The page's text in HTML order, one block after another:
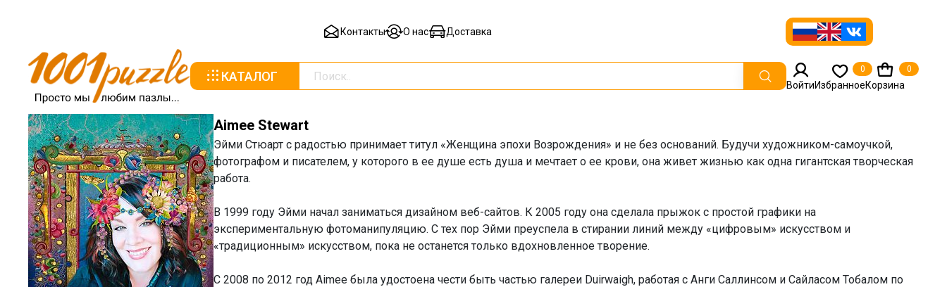
Контакты О нас Доставка
КАТАЛОГ
ВойтиИзбранное
0
Корзина
0
Aimee Stewart
Эйми Стюарт с радостью принимает титул «Женщина эпохи Возрождения» и не без оснований. Будучи художником-самоучкой,
фотографом и писателем, у которого в ее душе есть душа и мечтает о ее крови, она живет жизнью как одна гигантская творческая
работа.
В 1999 году Эйми начал заниматься дизайном веб-сайтов. К 2005 году она сделала прыжок с простой графики на
экспериментальную фотоманипуляцию. С тех пор Эйми преуспела в стирании линий между «цифровым» искусством и
«традиционным» искусством, пока не останется только вдохновленное творение.
С 2008 по 2012 год Aimee была удостоена чести быть частью галереи Duirwaigh, работая с Анги Саллинсом и Сайласом Тобалом по